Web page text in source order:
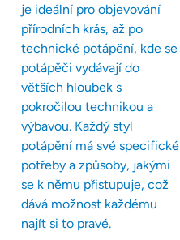
je ideální pro objevování
přírodních krás, až po
technické potápění, kde se
potápěči vydávají do
větších hloubek s
pokročilou technikou a
výbavou. Každý styl
potápění má své specifické
potřeby a způsoby, jakými
se k němu přistupuje, což
dává možnost každému
najít si to pravé.